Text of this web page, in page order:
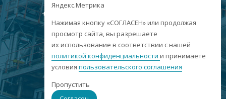
+7
г. Барнаул, пр. Ленина, 158А, Н1/204
пн-пт: 09:00-17:00
сб-вс: выходные
info@sibar22.ru
Яндекс.Метрика
Нажимая кнопку «СОГЛАСЕН» или продолжая
просмотр сайта, вы разрешаете
их использование в соответствии с нашей
политикой конфиденциальности и принимаете
условия пользовательского соглашения
Пропустить